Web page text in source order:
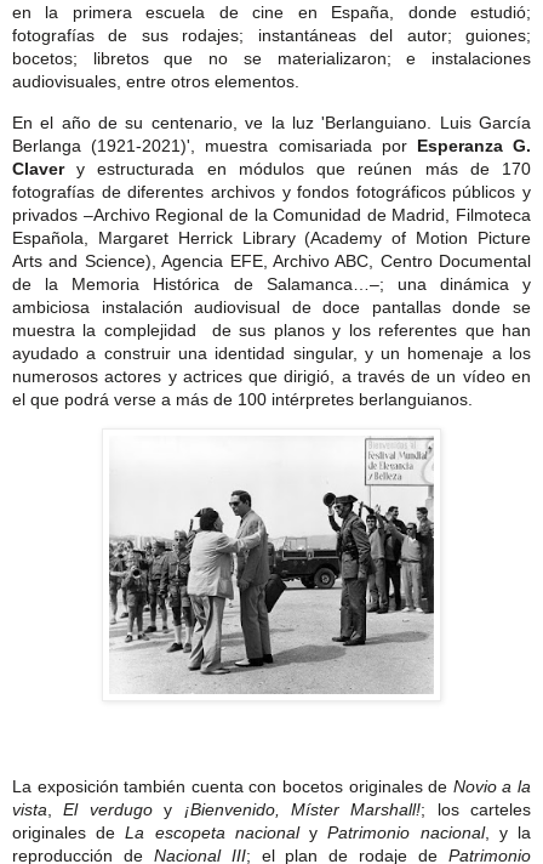
en la primera escuela de cine en España, donde estudió;
fotografías de sus rodajes; instantáneas del autor; guiones;
bocetos; libretos que no se materializaron; e instalaciones
audiovisuales, entre otros elementos.
En el año de su centenario, ve la luz 'Berlanguiano. Luis García
Berlanga (1921-2021)', muestra comisariada por Esperanza G.
Clavery estructurada en módulos que reúnen más de 170
fotografías de diferentes archivos y fondos fotográficos públicos y
privados –Archivo Regional de la Comunidad de Madrid, Filmoteca
Española, Margaret Herrick Library (Academy of Motion Picture
Arts and Science), Agencia EFE, Archivo ABC, Centro Documental
de la Memoria Histórica de Salamanca…–; una dinámica y
ambiciosa instalación audiovisual de doce pantallas donde se
muestra la complejidad de sus planos y los referentes que han
ayudado a construir una identidad singular, y un homenaje a los
numerosos actores y actrices que dirigió, a través de un vídeo en
el que podrá verse a más de 100 intérpretes berlanguianos.
La exposición también cuenta con bocetos originales de Novio a la
vista,El verdugoy ¡Bienvenido, Míster Marshall!; los carteles
originales deLa escopeta nacionalyPatrimonio nacional, y la
reproducción de Nacional III; el plan de rodaje dePatrimonio